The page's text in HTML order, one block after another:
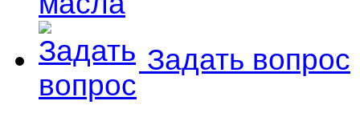
Задать вопрос